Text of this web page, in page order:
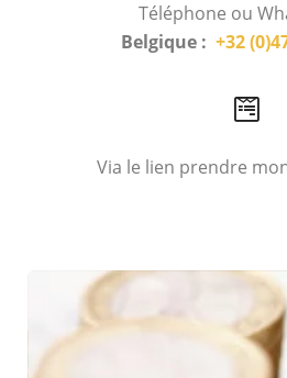
Téléphone ou
Belgique : +32
Via le lien prendre